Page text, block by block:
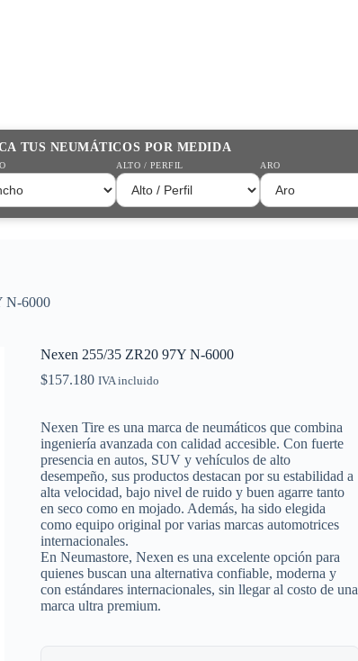
TUS NEUMÁTICOS POR MEDIDA
ALTO / PERFIL ARO
N-6000
Nexen 255/35 ZR20 97Y N-6000
$157.180 IVA incluido
Nexen Tire es una marca de neumáticos que combina
ingeniería avanzada con calidad accesible. Con fuerte
presencia en autos, SUV y vehículos de alto
desempeño, sus productos destacan por su estabilidad a
alta velocidad, bajo nivel de ruido y buen agarre tanto
en seco como en mojado. Además, ha sido elegida
como equipo original por varias marcas automotrices
internacionales.
En Neumastore, Nexen es una excelente opción para
quienes buscan una alternativa confiable, moderna y
con estándares internacionales, sin llegar al costo de una
marca ultra premium.